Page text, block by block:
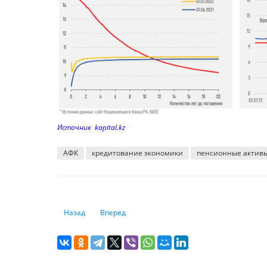
Источник kapital.kz
АФК кредитование экономики пенсионные
Предыдущий: Страховщики теряют прибыль и
Назад Следующий: Исследование: хватает ли
Вперед